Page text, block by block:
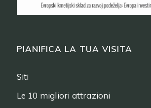
PIANIFICA LA TUA VISITA
Siti
Le 10 migliori attrazioni